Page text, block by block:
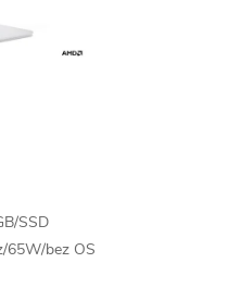
SSD
65W/bez OS